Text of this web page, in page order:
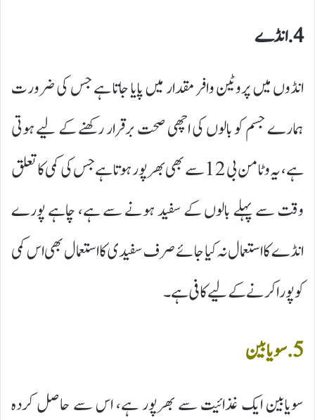
4. انڈے
انڈوں میں پروٹین وافر مقدار میں پایا جاتا ہے جس کی ضرورت
ہمارے جسم کو بالوں کی اچھی صحت برقرار رکھنے کے لیے ہوتی
ہے، یہ وٹامن بی 12 سے بھی بھرپور ہوتا ہے جس کی کمی کا تعلق
وقت سے پہلے بالوں کے سفید ہونے سے ہے، چاہے پورے
انڈے کا استعمال نہ کیا جائے صرف سفیدی کا استعمال بھی اس کمی
کو پورا کرنے کے لیے کافی ہے۔
5. سویابین
سویابین ایک غذائیت سے بھرپور ہے، اس سے حاصل کردہ